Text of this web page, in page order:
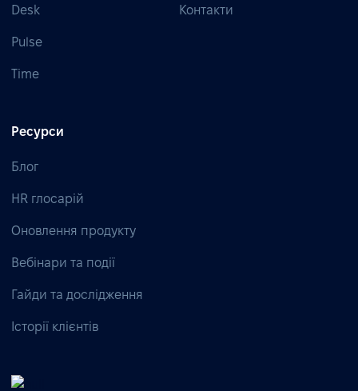
Desk
Pulse
Time
Контакти
Ресурси
Блог
HR глосарій
Оновлення продукту
Вебінари та події
Гайди та дослідження
Історії клієнтів